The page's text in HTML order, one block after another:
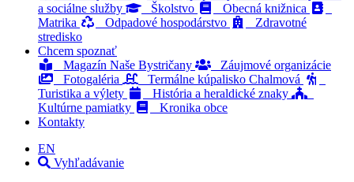
a sociálne služby
Školstvo
Obecná knižnica
Matrika
Odpadové hospodárstvo
Zdravotné
stredisko
Chcem spoznať
Magazín Naše Bystričany
Záujmové organizácie
Fotogaléria
Termálne kúpalisko Chalmová
Turistika a výlety
História a heraldické znaky
Kultúrne pamiatky
Kronika obce
Kontakty
EN
Vyhľadávanie